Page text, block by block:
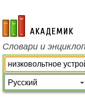
academic.ru
Словари и